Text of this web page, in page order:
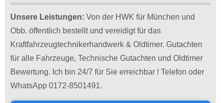
Unsere Leistungen: Von der HWK für München und
Obb. öffentlich bestellt und vereidigt für das
Kraftfahrzeugtechnikerhandwerk & Oldtimer. Gutachten
für alle Fahrzeuge, Technische Gutachten und Oldtimer
Bewertung. Ich bin 24/7 für Sie erreichbar ! Telefon oder
WhatsApp 0172-8501491.